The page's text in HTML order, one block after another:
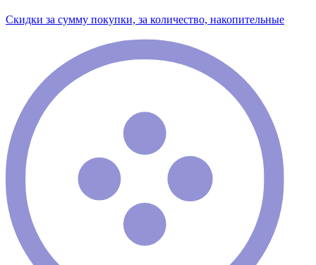
Скидки за сумму покупки, за количество, накопительные